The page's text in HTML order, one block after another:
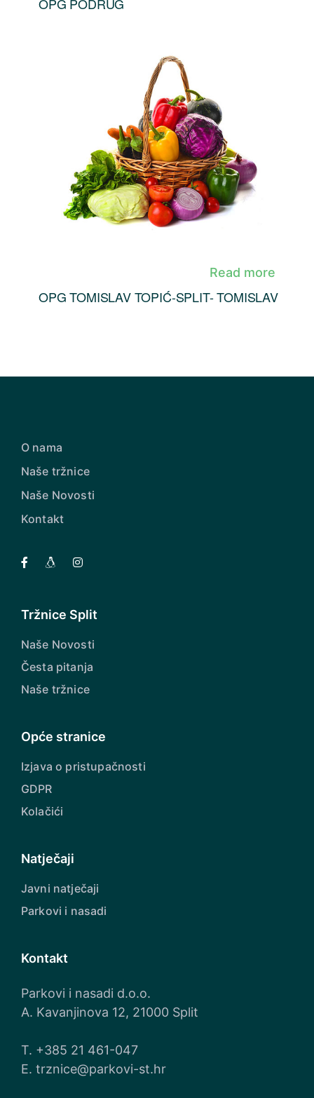
OPG TOMISLAV TOPIĆ-SPLIT- TOMISLAV
Read more
O nama
Naše tržnice
Naše Novosti
Kontakt
Tržnice Split
Naše Novosti
Česta pitanja
Naše tržnice
Opće stranice
Izjava o pristupačnosti
GDPR
Kolačići
Natječaji
Javni natječaji
Parkovi i nasadi
Kontakt
Parkovi i nasadi d.o.o.
A. Kavanjinova 12, 21000 Split
T. +385 21 461-047
E. trznice@parkovi-st.hr